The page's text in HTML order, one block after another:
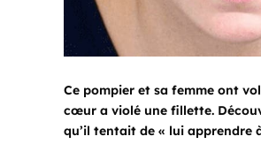
Ce pompier et sa femme ont
cœur a violé une fillette.
qu’il tentait de « lui apprendre